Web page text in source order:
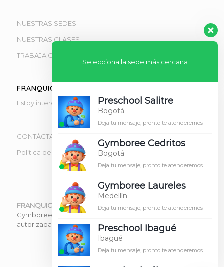
NUESTRAS SEDES
NUESTRAS CLASES
TRABAJA CON NOSOTROS
FRANQUICIAS
Estoy interesado en obtener información de franquicias
CONTÁCTANOS
Política de tratamiento de datos
FRANQUICIA OFICIAL GYMBOREE
Gymboree Clases Colombia forma parte de la red
autorizada de Gymboree Play & Music en Colombia.
Selecciona la sede más cercana
Preschool Salitre
Bogotá
Deja tu mensaje, pronto te atenderemos
Gymboree Cedritos
Bogotá
Deja tu mensaje, pronto te atenderemos
Gymboree Laureles
Medellín
Deja tu mensaje, pronto te atenderemos
Preschool Ibagué
Ibagué
Deja tu mensaje, pronto te atenderemos